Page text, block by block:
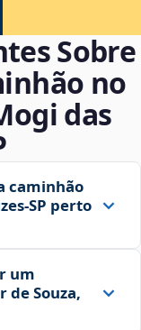
Sobre
no
das
caminhão
perto
um
de Souza,